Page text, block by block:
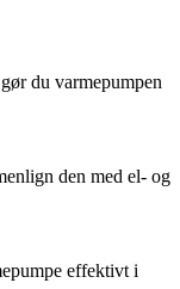
du varmepumpen
den med el- og
effektivt i